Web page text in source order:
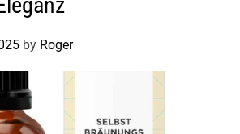
by Roger